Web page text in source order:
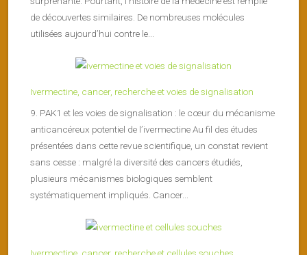
de découvertes similaires. De nombreuses molécules
utilisées aujourd’hui contre le...
Ivermectine, cancer, recherche et voies de signalisation
9. PAK1 et les voies de signalisation : le cœur du mécanisme
anticancéreux potentiel de l’ivermectine Au fil des études
présentées dans cette revue scientifique, un constat revient
sans cesse : malgré la diversité des cancers étudiés,
plusieurs mécanismes biologiques semblent
systématiquement impliqués. Cancer...